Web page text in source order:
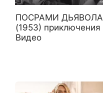
ПОСРАМИ ДЬЯВОЛА
(1953) приключения
Видео